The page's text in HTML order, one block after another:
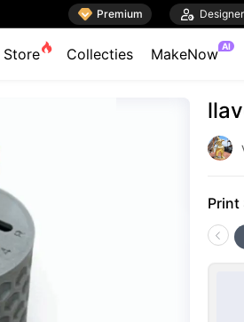
 Premium 
Store Collecties MakeNow AI
Print